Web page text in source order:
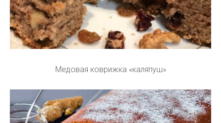
Медовая коврижка «каляпуш»